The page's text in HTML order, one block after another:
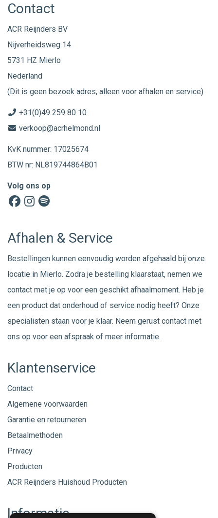
Contact
ACR Reijnders BV
Nijverheidsweg 14
5731 HZ Mierlo
Nederland
(Dit is geen bezoek adres, alleen voor afhalen en service)
+31(0)49 259 80 10
verkoop@acrhelmond.nl
KvK nummer: 17025674
BTW nr: NL819744864B01
Volg ons op
Afhalen & Service
Bestellingen kunnen eenvoudig worden afgehaald bij onze
locatie in Mierlo. Zodra je bestelling klaarstaat, nemen we
contact met je op voor een geschikt afhaalmoment. Heb je
een product dat onderhoud of service nodig heeft? Onze
specialisten staan voor je klaar. Neem gerust contact met
ons op voor een afspraak of meer informatie.
Klantenservice
Contact
Algemene voorwaarden
Garantie en retourneren
Betaalmethoden
Privacy
Producten
ACR Reijnders Huishoud Producten
Informatie